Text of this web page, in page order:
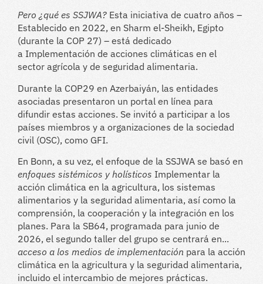
Pero ¿qué es SSJWA? Esta iniciativa de cuatro años –
Establecido en 2022, en Sharm el-Sheikh, Egipto
(durante la COP 27) – está dedicado
a Implementación de acciones climáticas en el
sector agrícola y de seguridad alimentaria.
Durante la COP29 en Azerbaiyán, las entidades
asociadas presentaron un portal en línea para
difundir estas acciones. Se invitó a participar a los
países miembros y a organizaciones de la sociedad
civil (OSC), como GFI.
En Bonn, a su vez, el enfoque de la SSJWA se basó en
enfoques sistémicos y holísticos Implementar la
acción climática en la agricultura, los sistemas
alimentarios y la seguridad alimentaria, así como la
comprensión, la cooperación y la integración en los
planes. Para la SB64, programada para junio de
2026, el segundo taller del grupo se centrará en...
acceso a los medios de implementación para la acción
climática en la agricultura y la seguridad alimentaria,
incluido el intercambio de mejores prácticas.